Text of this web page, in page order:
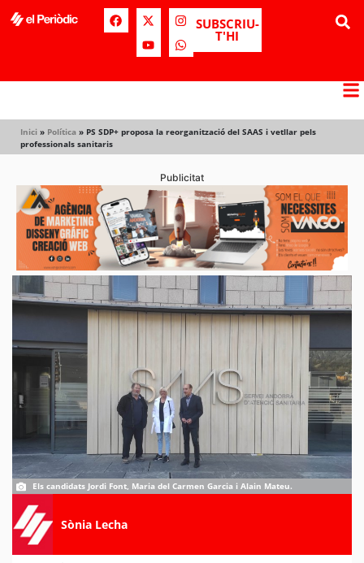
SUBSCRIU-
T'HI
Inici » Política » PS SDP+ proposa la reorganització del SAAS i vetllar pels
professionals sanitaris
Publicitat
Els candidats Jordi Font, Maria del Carmen Garcia i Alain Mateu.
Sònia Lecha